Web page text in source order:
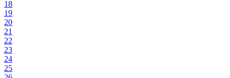
18
19
20
21
22
23
24
25